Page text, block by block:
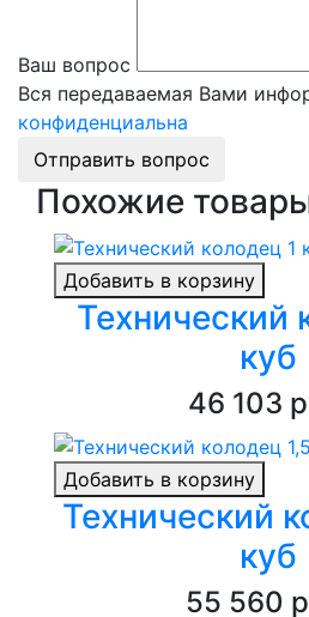
Ваш вопрос
Вся передаваемая Вами
конфиденциальна
Отправить вопрос
Похожие
Добавить в корзину
Технический
куб
46 103
Добавить в корзину
Технический
куб
55 560